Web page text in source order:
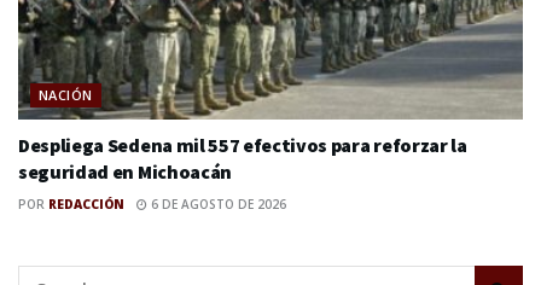
NACIÓN
Despliega Sedena mil 557 efectivos para reforzar la
seguridad en Michoacán
POR REDACCIÓN 6 DE AGOSTO DE 2026